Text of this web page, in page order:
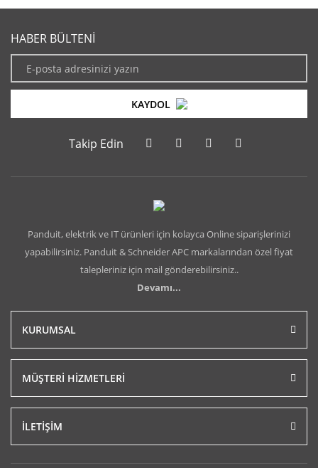
HABER BÜLTENİ
KAYDOL
Takip Edin
Panduit, elektrik ve IT ürünleri için kolayca Online siparişlerinizi
yapabilirsiniz. Panduit & Schneider APC markalarından özel fiyat
talepleriniz için mail gönderebilirsiniz..
Devamı...
KURUMSAL
MÜŞTERİ HİZMETLERİ
İLETİŞİM